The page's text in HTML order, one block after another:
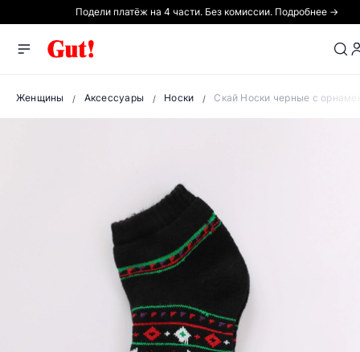
Подели платёж на 4 части. Без комиссии. Подробнее →
Женщины Аксессуары Носки Скай Носки черные с